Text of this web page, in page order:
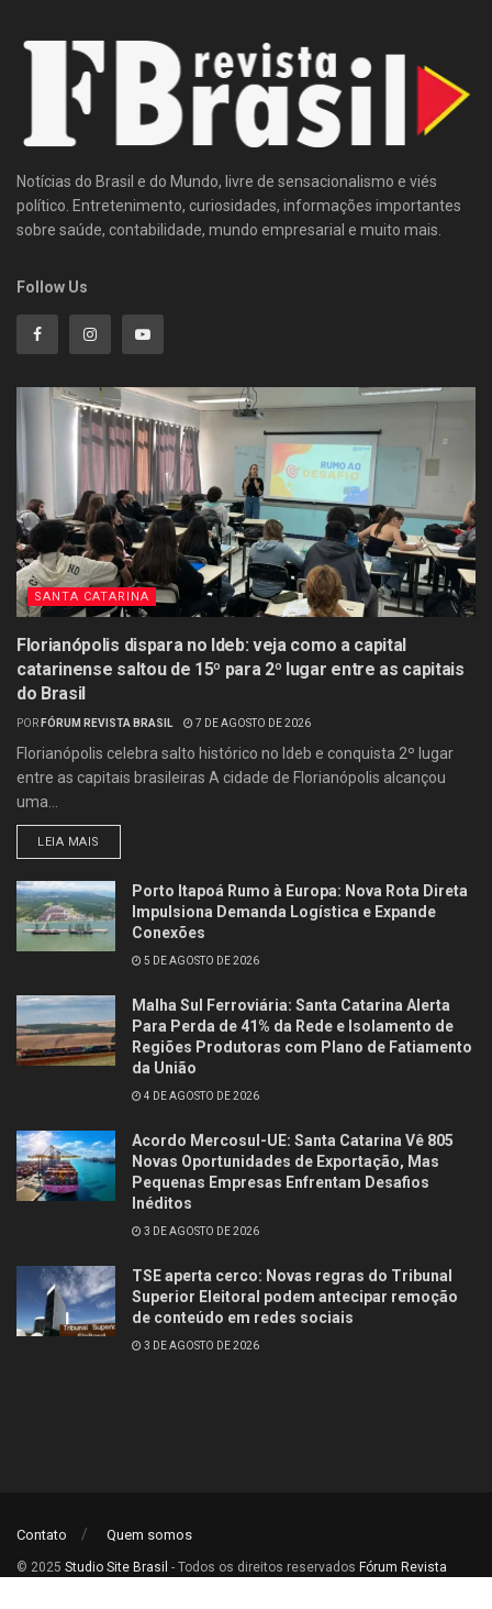
Notícias do Brasil e do Mundo, livre de sensacionalismo e viés
político. Entretenimento, curiosidades, informações importantes
sobre saúde, contabilidade, mundo empresarial e muito mais.
Follow Us
SANTA CATARINA
Florianópolis dispara no Ideb: veja como a capital
catarinense saltou de 15º para 2º lugar entre as capitais
do Brasil
POR FÓRUM REVISTA BRASIL 7 DE AGOSTO DE 2026
Florianópolis celebra salto histórico no Ideb e conquista 2º lugar
entre as capitais brasileiras A cidade de Florianópolis alcançou
uma...
LEIA MAIS
Porto Itapoá Rumo à Europa: Nova Rota Direta
Impulsiona Demanda Logística e Expande
Conexões
5 DE AGOSTO DE 2026
Malha Sul Ferroviária: Santa Catarina Alerta
Para Perda de 41% da Rede e Isolamento de
Regiões Produtoras com Plano de Fatiamento
da União
4 DE AGOSTO DE 2026
Acordo Mercosul-UE: Santa Catarina Vê 805
Novas Oportunidades de Exportação, Mas
Pequenas Empresas Enfrentam Desafios
Inéditos
3 DE AGOSTO DE 2026
TSE aperta cerco: Novas regras do Tribunal
Superior Eleitoral podem antecipar remoção
de conteúdo em redes sociais
3 DE AGOSTO DE 2026
Contato Quem somos
© 2025 Studio Site Brasil - Todos os direitos reservados Fórum Revista